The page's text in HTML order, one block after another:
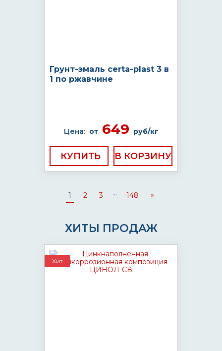
Грунт-эмаль certa-plast 3 в
1 по ржавчине
Цена: от649 руб/кг
КУПИТЬ
1 2 3 ... 148 »
ХИТЫ ПРОДАЖ
Хит